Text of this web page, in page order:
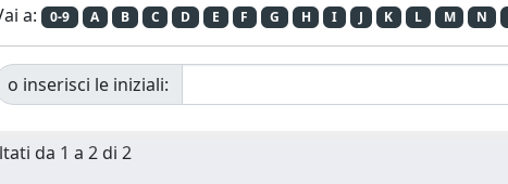
a: 0-9 A B C D E F G H I J K L M N
o inserisci le iniziali:
da 1 a 2 di 2